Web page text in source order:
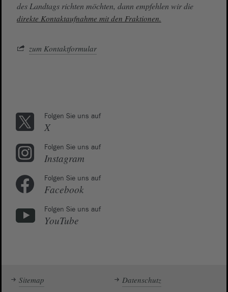
des Landtags richten möchten, dann empfehlen wir die
direkte Kontaktaufnahme mit den Fraktionen.
zum Kontaktformular
Folgen Sie uns auf
X
Folgen Sie uns auf
Instagram
Folgen Sie uns auf
Facebook
Folgen Sie uns auf
YouTube
Sitemap Datenschutz